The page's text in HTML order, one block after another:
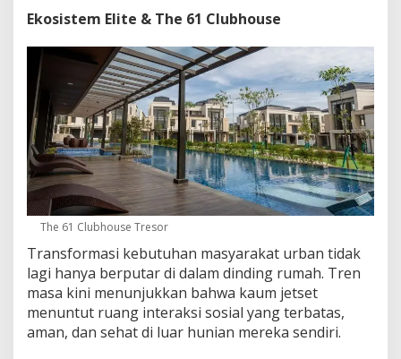
Ekosistem Elite & The 61 Clubhouse
The 61 Clubhouse Tresor
Transformasi kebutuhan masyarakat urban tidak
lagi hanya berputar di dalam dinding rumah. Tren
masa kini menunjukkan bahwa kaum jetset
menuntut ruang interaksi sosial yang terbatas,
aman, dan sehat di luar hunian mereka sendiri.